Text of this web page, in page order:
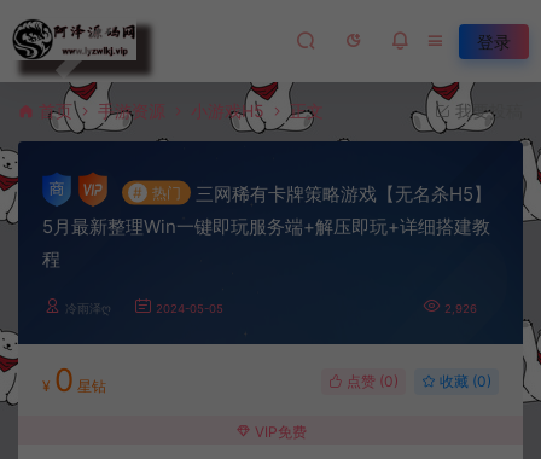
登录
首页 手游资源 小游戏H5 正文 我要投稿
# 热门
三网稀有卡牌策略游戏【无名杀H5】
5月最新整理Win一键即玩服务端+解压即玩+详细搭建教
程
冷雨泽ღ 2024-05-05 2,926
¥ 0 星钻 点赞 (0) 收藏 (0)
VIP免费